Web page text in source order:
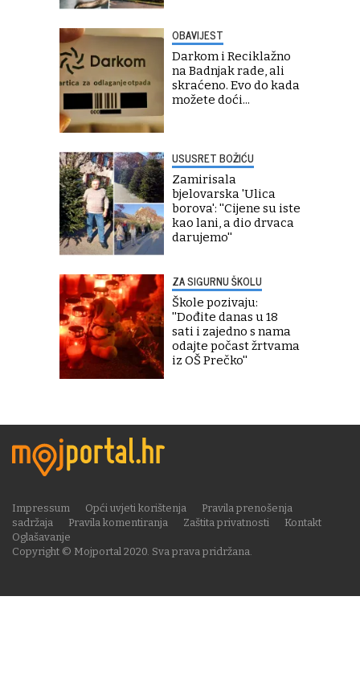
OBAVIJEST
Darkom i Reciklažno
na Badnjak rade, ali
skraćeno. Evo do kada
možete doći...
USUSRET BOŽIĆU
Zamirisala
bjelovarska 'Ulica
borova': ''Cijene su iste
kao lani, a dio drvaca
darujemo''
ZA SIGURNU ŠKOLU
Škole pozivaju:
''Dođite danas u 18
sati i zajedno s nama
odajte počast žrtvama
iz OŠ Prečko''
Copyright © Mojportal 2020. Sva prava pridržana.
Impressum Opći uvjeti korištenja
Pravila prenošenja
sadržaja
Pravila komentiranja Zaštita privatnosti
Kontakt
Oglašavanje